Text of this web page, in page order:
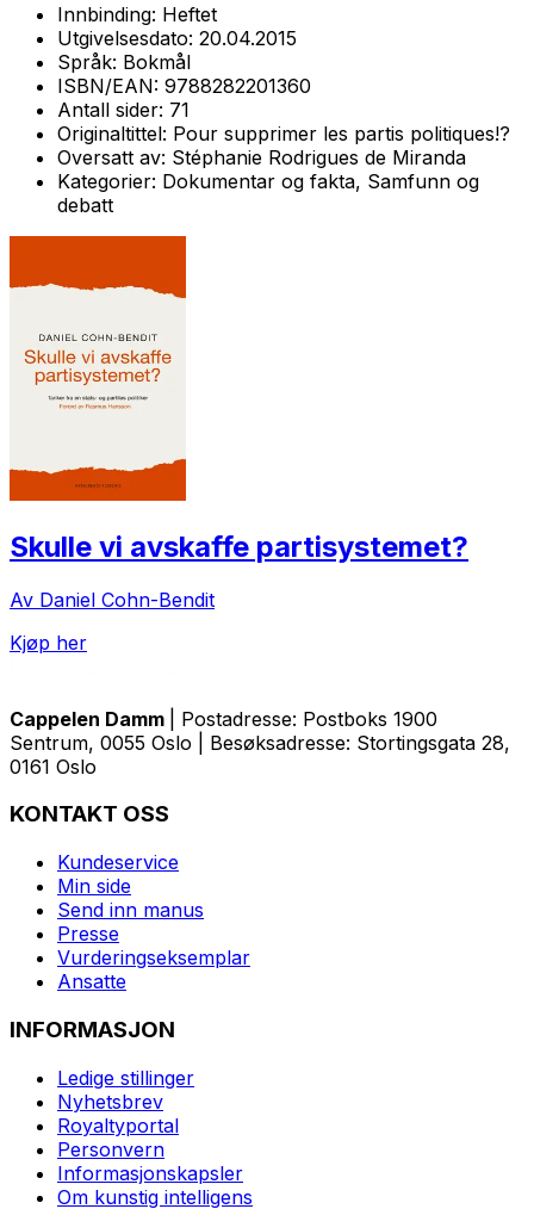
Innbinding: Heftet
Utgivelsesdato: 20.04.2015
Språk: Bokmål
ISBN/EAN: 9788282201360
Antall sider: 71
Originaltittel: Pour supprimer les partis politiques!?
Oversatt av: Stéphanie Rodrigues de Miranda
Kategorier: Dokumentar og fakta, Samfunn og
debatt
Skulle vi avskaffe partisystemet?
Av Daniel Cohn-Bendit
Kjøp her
Cappelen Damm
| Postadresse: Postboks 1900
Sentrum, 0055 Oslo | Besøksadresse: Stortingsgata 28,
0161 Oslo
KONTAKT OSS
Kundeservice
Min side
Send inn manus
Presse
Vurderingseksemplar
Ansatte
INFORMASJON
Ledige stillinger
Nyhetsbrev
Royaltyportal
Personvern
Informasjonskapsler
Om kunstig intelligens